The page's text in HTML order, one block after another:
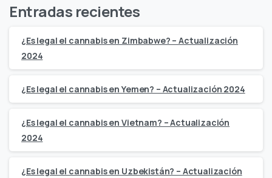
Entradas recientes
¿Es legal el cannabis en Zimbabwe? – Actualización
2024
¿Es legal el cannabis en Yemen? – Actualización 2024
¿Es legal el cannabis en Vietnam? – Actualización
2024
¿Es legal el cannabis en Uzbekistán? – Actualización